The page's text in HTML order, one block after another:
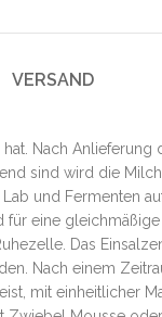
VERSAND
Nach
sind wird die
und Fermenten
eine
Das
Nach einem
mit einheitlicher